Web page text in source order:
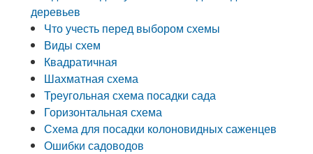
деревьев
Что учесть перед выбором схемы
Виды схем
Квадратичная
Шахматная схема
Треугольная схема посадки сада
Горизонтальная схема
Схема для посадки колоновидных саженцев
Ошибки садоводов